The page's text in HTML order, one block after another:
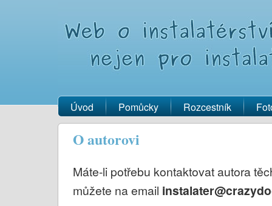
Úvod Pomůcky Rozcestník
O autorovi
Máte-li potřebu kontaktovat autora
můžete na email